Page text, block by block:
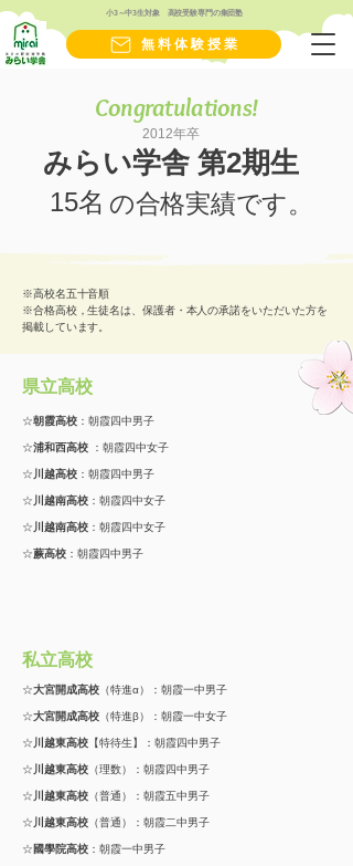
小3～中3生対象 高校受験専門の集団塾
無料体験授業
Congratulations!
2012年卒
みらい学舎 第2期生
15名 ​の合格実績です。
※高校名五十音順
※合格高校，生徒名は、保護者・本人の承諾をいただいた方を
掲載しています。
県立高校
☆朝霞高校 ：朝霞四中男子
☆浦和西高校 ：朝霞四中女子
☆ 川越高校 ：朝霞四中男子
☆ 川越南高校 ：朝霞四中女子
☆ 川越南高校 ：朝霞四中女子
☆蕨高校 ：朝霞四中男子
私立高校
☆大宮開成高校 （特進α）：朝霞一中男子
☆大宮開成高校 （特進β）：朝霞一中女子
☆ 川越東高校 【特待生】：朝霞四中男子
☆ 川越東高校 （理数）：朝霞四中男子
☆ 川越東高校 （普通）：朝霞五中男子
☆ 川越東高校 （普通）：朝霞二中男子
☆國學院高校 ：朝霞一中男子